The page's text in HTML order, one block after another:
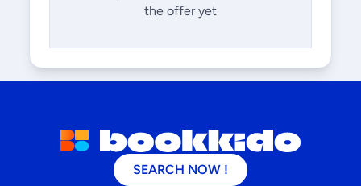
the offer yet
SEARCH NOW !